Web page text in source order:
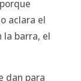
aclara el
la barra, el
dan para